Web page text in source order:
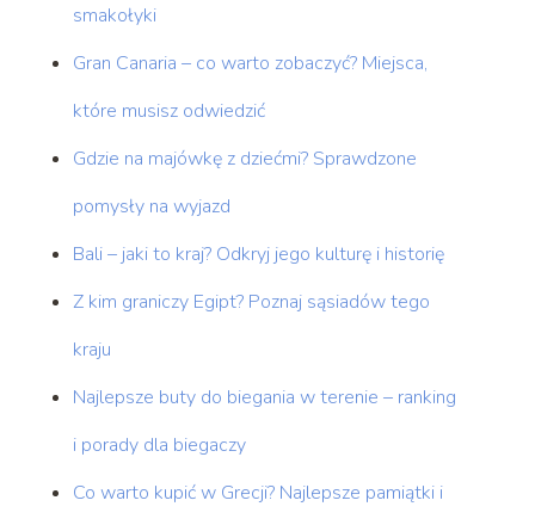
smakołyki
Gran Canaria – co warto zobaczyć? Miejsca,
które musisz odwiedzić
Gdzie na majówkę z dziećmi? Sprawdzone
pomysły na wyjazd
Bali – jaki to kraj? Odkryj jego kulturę i historię
Z kim graniczy Egipt? Poznaj sąsiadów tego
kraju
Najlepsze buty do biegania w terenie – ranking
i porady dla biegaczy
Co warto kupić w Grecji? Najlepsze pamiątki i